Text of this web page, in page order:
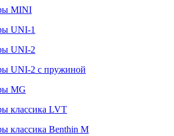
MINI
UNI-1
UNI-2
UNI-2 с пружиной
MG
классика LVT
классика Benthin M